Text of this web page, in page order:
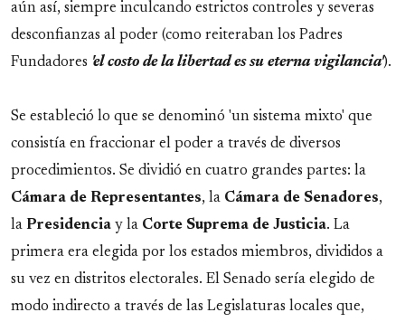
aún así, siempre inculcando estrictos controles y severas
desconfianzas al poder (como reiteraban los Padres
Fundadores 'el costo de la libertad es su eterna vigilancia').
Se estableció lo que se denominó 'un sistema mixto' que
consistía en fraccionar el poder a través de diversos
procedimientos. Se dividió en cuatro grandes partes: la
Cámara de Representantes, la Cámara de Senadores,
la Presidencia y la Corte Suprema de Justicia. La
primera era elegida por los estados miembros, divididos a
su vez en distritos electorales. El Senado sería elegido de
modo indirecto a través de las Legislaturas locales que,